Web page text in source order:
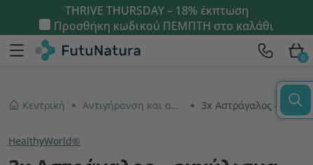
THRIVE THURSDAY – 18% έκπτωση
Προσθήκη κωδικού ΠΕΜΠΤΗ στο καλάθι
0
Κεντρική Αντιγήρανση και αντιοξειδωτικά 3x Αστράγαλος – εκχύλισμα
HealthyWorld®